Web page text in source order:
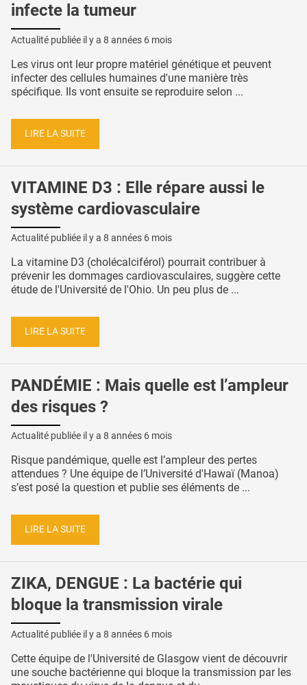
infecte la tumeur
Actualité publiée il y a 8 années 6 mois
Les virus ont leur propre matériel génétique et peuvent
infecter des cellules humaines d'une manière très
spécifique. Ils vont ensuite se reproduire selon ...
LIRE LA SUITE
VITAMINE D3 : Elle répare aussi le
système cardiovasculaire
Actualité publiée il y a 8 années 6 mois
La vitamine D3 (cholécalciférol) pourrait contribuer à
prévenir les dommages cardiovasculaires, suggère cette
étude de l'Université de l'Ohio. Un peu plus de ...
LIRE LA SUITE
PANDÉMIE : Mais quelle est l’ampleur
des risques ?
Actualité publiée il y a 8 années 6 mois
Risque pandémique, quelle est l’ampleur des pertes
attendues ? Une équipe de l’Université d'Hawaï (Manoa)
s’est posé la question et publie ses éléments de ...
LIRE LA SUITE
ZIKA, DENGUE : La bactérie qui
bloque la transmission virale
Actualité publiée il y a 8 années 6 mois
Cette équipe de l'Université de Glasgow vient de découvrir
une souche bactérienne qui bloque la transmission par les